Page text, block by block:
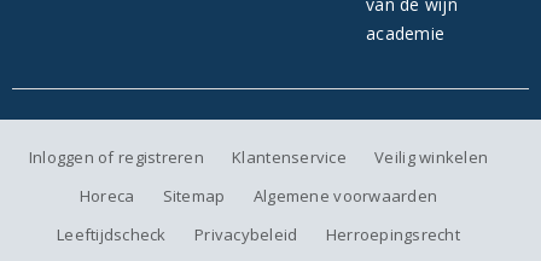
Inloggen of registreren Klantenservice
Veilig winkelen
Horeca
Sitemap
Algemene voorwaarden
Leeftijdscheck
Privacybeleid Herroepingsrecht